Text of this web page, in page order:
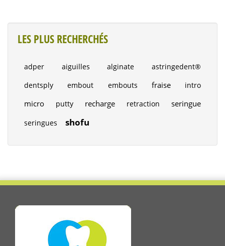
LES PLUS RECHERCHÉS
adper aiguilles alginate
astringedent®
dentsply
embout embouts fraise intro
micro putty recharge retraction seringue
seringues shofu